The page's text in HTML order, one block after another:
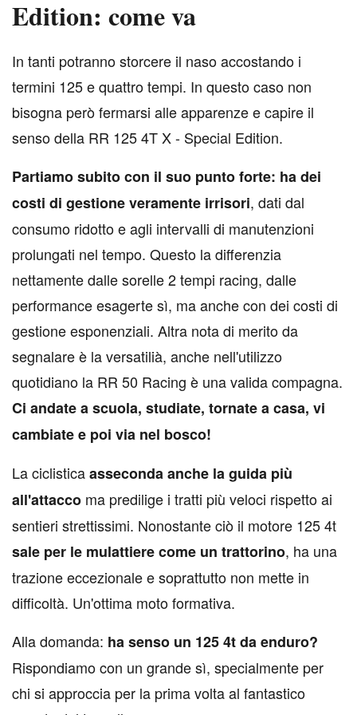
Edition: come va
In tanti potranno storcere il naso accostando i
termini 125 e quattro tempi. In questo caso non
bisogna però fermarsi alle apparenze e capire il
senso della RR 125 4T X - Special Edition.
Partiamo subito con il suo punto forte: ha dei
costi di gestione veramente irrisori, dati dal
consumo ridotto e agli intervalli di manutenzioni
prolungati nel tempo. Questo la differenzia
nettamente dalle sorelle 2 tempi racing, dalle
performance esagerte sì, ma anche con dei costi di
gestione esponenziali. Altra nota di merito da
segnalare è la versatilià, anche nell'utilizzo
quotidiano la RR 50 Racing è una valida compagna.
Ci andate a scuola, studiate, tornate a casa, vi
cambiate e poi via nel bosco!
La ciclisticaasseconda anche la guida più
all'attacco ma predilige i tratti più veloci rispetto ai
sentieri strettissimi. Nonostante ciò il motore 125 4t
sale per le mulattiere come un trattorino, ha una
trazione eccezionale e soprattutto non mette in
difficoltà. Un'ottima moto formativa.
Alla domanda: ha senso un 125 4t da enduro?
Rispondiamo con un grande sì, specialmente per
chi si approccia per la prima volta al fantastico